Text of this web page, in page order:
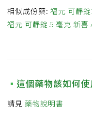
相似成份藥: 福元 可靜
福元 可靜錠５毫克 新喜
這個藥物該如何使
請見 藥物說明書